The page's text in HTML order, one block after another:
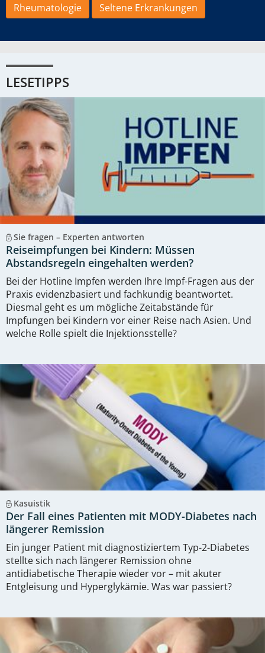
Rheumatologie
Seltene Erkrankungen
LESETIPPS
Sie fragen – Experten antworten
Reiseimpfungen bei Kindern: Müssen
Abstandsregeln eingehalten werden?
Bei der Hotline Impfen werden Ihre Impf-Fragen aus der
Praxis evidenzbasiert und fachkundig beantwortet.
Diesmal geht es um mögliche Zeitabstände für
Impfungen bei Kindern vor einer Reise nach Asien. Und
welche Rolle spielt die Injektionsstelle?
Kasuistik
Der Fall eines Patienten mit MODY-Diabetes nach
längerer Remission
Ein junger Patient mit diagnostiziertem Typ-2-Diabetes
stellte sich nach längerer Remission ohne
antidiabetische Therapie wieder vor – mit akuter
Entgleisung und Hyperglykämie. Was war passiert?